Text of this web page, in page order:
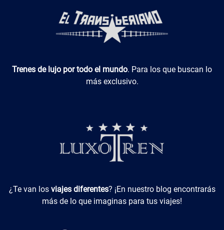
Luxotren
Trenes de lujo por todo el mundo. Para los que buscan lo
más exclusivo.
Viajes Diferentes
¿Te van los viajes diferentes? ¡En nuestro blog encontrarás
más de lo que imaginas para tus viajes!